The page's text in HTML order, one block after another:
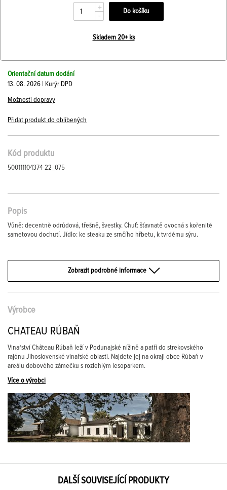
+
-
Skladem 20+ ks
Orientační datum dodání
13. 08. 2026 | Kurýr DPD
Možnosti dopravy
Přidat produkt do oblíbených
Kód produktu
500111104374-22_075
Popis
Vůně: decentně odrůdová, třešně, švestky. Chuť: šťavnatě ovocná s kořenitě
sametovou dochutí. Jídlo: ke steaku ze srnčího hřbetu, k tvrdému sýru.
Zobrazit podrobné informace
Výrobce
CHATEAU RÚBAŇ
Vinařství Château Rúbaň leží v Podunajské nížině a patří do strekovského
rajónu Jihoslovenské vinařské oblasti. Najdete jej na okraji obce Rúbaň v
areálu dobového zámečku s rozlehlým lesoparkem.
Více o výrobci
DALŠÍ SOUVISEJÍCÍ PRODUKTY